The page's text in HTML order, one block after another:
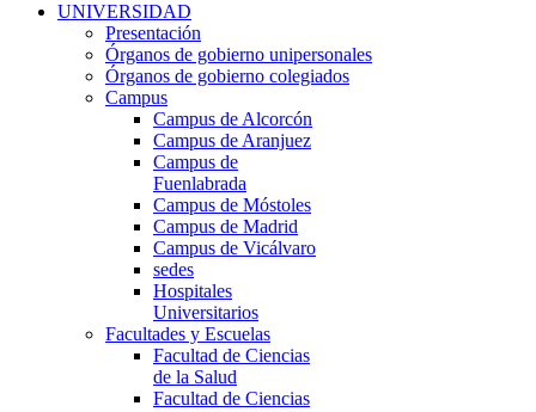
UNIVERSIDAD
Presentación
Órganos de gobierno unipersonales
Órganos de gobierno colegiados
Campus
Campus de Alcorcón
Campus de Aranjuez
Campus de
Fuenlabrada
Campus de Móstoles
Campus de Madrid
Campus de Vicálvaro
sedes
Hospitales
Universitarios
Facultades y Escuelas
Facultad de Ciencias
de la Salud
Facultad de Ciencias